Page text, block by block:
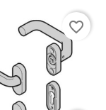
favorite_border